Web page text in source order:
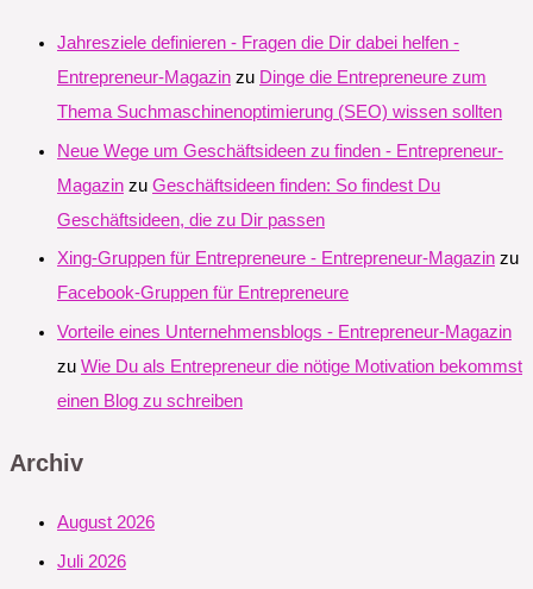
Jahresziele definieren - Fragen die Dir dabei helfen -
Entrepreneur-Magazin zu Dinge die Entrepreneure zum
Thema Suchmaschinenoptimierung (SEO) wissen sollten
Neue Wege um Geschäftsideen zu finden - Entrepreneur-
Magazin zu Geschäftsideen finden: So findest Du
Geschäftsideen, die zu Dir passen
Xing-Gruppen für Entrepreneure - Entrepreneur-Magazin zu
Facebook-Gruppen für Entrepreneure
Vorteile eines Unternehmensblogs - Entrepreneur-Magazin
zu Wie Du als Entrepreneur die nötige Motivation bekommst
einen Blog zu schreiben
Archiv
August 2026
Juli 2026